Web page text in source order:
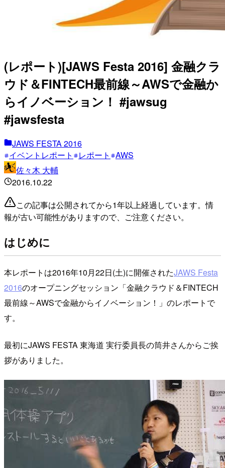
(レポート)[JAWS Festa 2016] 金融クラ
ウド＆FINTECH最前線～AWSで金融か
らイノベーション！ #jawsug
#jawsfesta
JAWS FESTA 2016
イベントレポート
レポート
AWS
佐々木 大輔
2016.10.22
この記事は公開されてから1年以上経過しています。情
報が古い可能性がありますので、ご注意ください。
はじめに
本レポートは2016年10月22日(土)に開催されたJAWS Festa
2016のオープニングセッション「金融クラウド＆FINTECH
最前線～AWSで金融からイノベーション！」のレポートで
す。
最初にJAWS FESTA 東海道 実行委員長の筒井さんからご挨
拶がありました。